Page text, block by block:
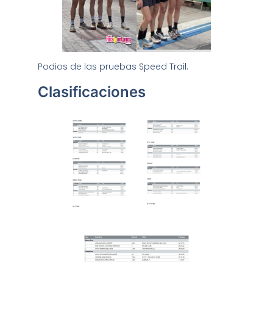
Podios de las pruebas Speed Trail.
Clasificaciones